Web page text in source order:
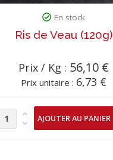
En stock
Ris de Veau (120g)
Prix / Kg : 56,10 €
Prix unitaire : 6,73 €